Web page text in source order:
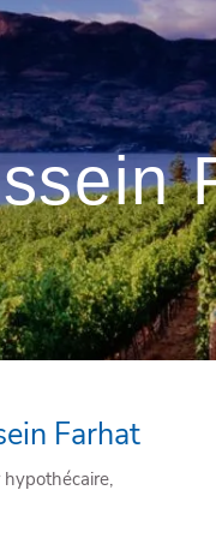
Farhat
hypothécaire,